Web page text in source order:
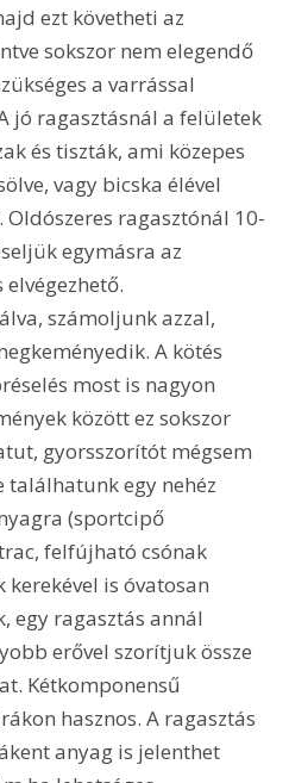
ezt követheti az
sokszor nem elegendő
a varrással
jó ragasztásnál a felületek
és tiszták, ami közepes
vagy bicska élével
ragasztónál 10-
egymásra az
számoljunk azzal,
A kötés
most is nagyon
között ez sokszor
gyorsszorítót mégsem
találhatunk egy nehéz
(sportcipő
felfújható csónak
is óvatosan
egy ragasztás annál
erővel szorítjuk össze
Kétkomponensű
hasznos. A ragasztás
anyag is jelenthet